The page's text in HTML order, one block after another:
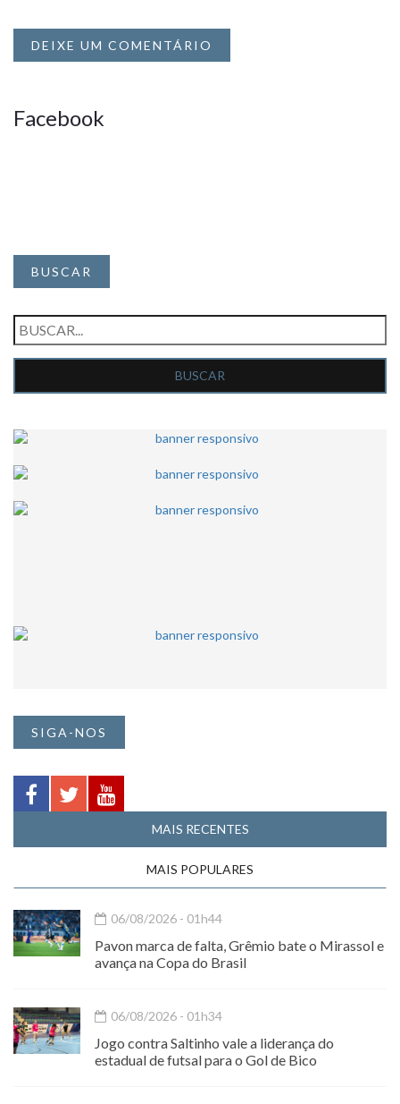
DEIXE UM COMENTÁRIO
Facebook
BUSCAR
SIGA-NOS
MAIS RECENTES
MAIS POPULARES
06/08/2026 - 01h44
Pavon marca de falta, Grêmio bate o Mirassol e
avança na Copa do Brasil
06/08/2026 - 01h34
Jogo contra Saltinho vale a liderança do
estadual de futsal para o Gol de Bico